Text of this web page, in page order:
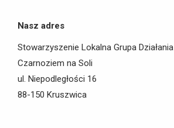
Nasz adres
Stowarzyszenie Lokalna Grupa Działania
Czarnoziem na Soli
ul. Niepodległości 16
88-150 Kruszwica